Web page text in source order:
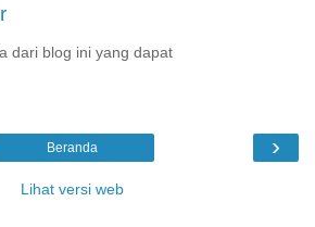
dari blog ini yang dapat
›
Beranda
Lihat versi web